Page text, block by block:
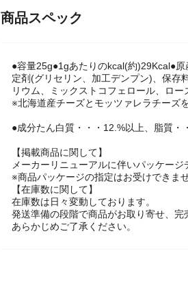
商品スペック
●容量25g●1gあたりのkcal(約)29Kcal●
定剤(グリセリン、加工デンプン)、保存
リウム、ミックストコフェロール、ロー
※北海道産チーズとモッツァレラチーズ
●成分たん白質・・・12.%以上、脂質
【掲載商品に関して】
メーカーリニューアルに伴いパッケー
※商品パッケージの指定はお受けできませ
【在庫数に関して】
在庫数は日々変動しております。
発送準備の段階で商品がお取り寄せ、完
あらかじめご了承ください。